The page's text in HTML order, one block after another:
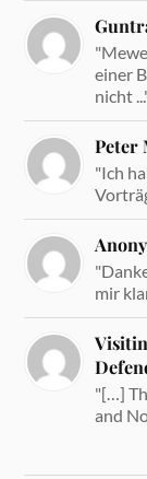
einer
nicht
Peter
"Ich
mir
"[…]
and